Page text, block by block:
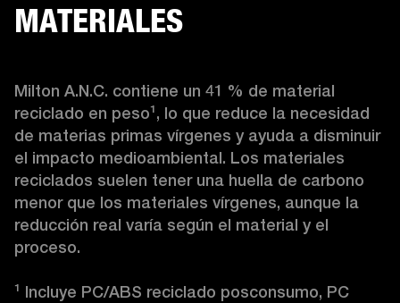
MATERIALES
Milton A.N.C. contiene un 41 % de material
reciclado en peso¹, lo que reduce la necesidad
de materias primas vírgenes y ayuda a disminuir
el impacto medioambiental. Los materiales
reciclados suelen tener una huella de carbono
menor que los materiales vírgenes, aunque la
reducción real varía según el material y el
proceso.
¹ Incluye PC/ABS reciclado posconsumo, PC